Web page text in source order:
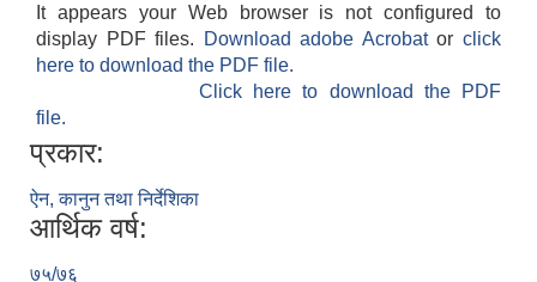
It appears your Web browser is not configured to
display PDF files.
Download adobe Acrobatorclick
here to download the PDF file.
Click here to download the PDF
file.
प्रकार:
ऐन, कानुन तथा निर्देशिका
आर्थिक वर्ष:
७५/७६